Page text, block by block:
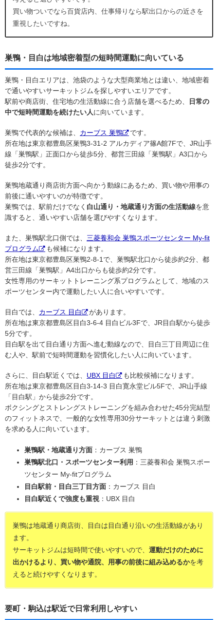
買い物ついでなら百貨店内、仕事帰りなら駅出口からの近さを
重視したいですね。
巣鴨・目白は地域密着型の短時間運動に向いている
巣鴨・目白エリアは、池袋のような大型商業地とは違い、地域密着
で通いやすいサーキットジムを探しやすいエリアです。
駅前や商店街、住宅地の生活動線に合う店舗を選べるため、
日常の
中で短時間運動を続けたい人に向いています。
巣鴨で代表的な候補は、 カーブス 巣鴨
です。
所在地は東京都豊島区巣鴨3-31-2 アルカディア篠A館7Fで、JR山手
線「巣鴨駅」正面口から徒歩5分、都営三田線「巣鴨駅」A3口から
徒歩2分です。
巣鴨地蔵通り商店街方面へ向かう動線にあるため、買い物や用事の
前後に通いやすいのが特徴です。
巣鴨では、駅前だけでなく 白山通り・地蔵通り方面の生活動線を意
識すると、通いやすい店舗を選びやすくなります。
また、巣鴨駅北口側では、 三菱養和会 巣鴨スポーツセンター My-fit
プログラム
も候補になります。
所在地は東京都豊島区巣鴨2-8-1で、巣鴨駅北口から徒歩約2分、都
営三田線「巣鴨駅」A4出口からも徒歩約2分です。
女性専用のサーキットトレーニング系プログラムとして、地域のス
ポーツセンター内で運動したい人に合いやすいです。
目白では、 カーブス 目白
があります。
所在地は東京都豊島区目白3-6-4 目白ビル3Fで、JR目白駅から徒歩
5分です。
目白駅を出て目白通り方面へ進む動線なので、目白三丁目周辺に住
む人や、駅前で短時間運動を習慣化したい人に向いています。
さらに、目白駅近くでは、 UBX 目白
も比較候補になります。
所在地は東京都豊島区目白3-14-3 目白寛永堂ビル5Fで、JR山手線
「目白駅」から徒歩2分です。
ボクシングとストレングストレーニングを組み合わせた45分完結型
のフィットネスで、一般的な女性専用30分サーキットとは違う刺激
を求める人に向いています。
巣鴨駅・地蔵通り方面 ：カーブス 巣鴨
巣鴨駅北口・スポーツセンター利用 ：三菱養和会 巣鴨スポー
ツセンター My-fitプログラム
目白駅前・目白三丁目方面 ：カーブス 目白
目白駅近くで強度も重視 ：UBX 目白
巣鴨は地蔵通り商店街、目白は目白通り沿いの生活動線があり
ます。
サーキットジムは短時間で使いやすいので、 運動だけのために
出かけるより、買い物や通院、用事の前後に組み込めるかを考
えると続けやすくなります。
要町・駒込は駅近で日常利用しやすい